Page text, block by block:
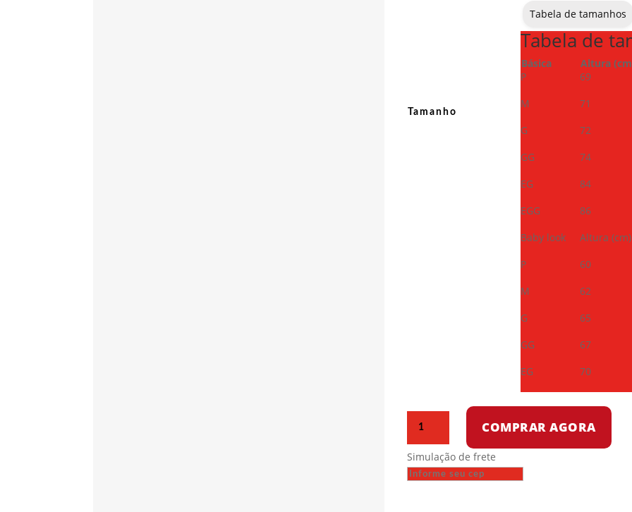
Tamanho
Tabela de tamanhos
Tabela de
Básica
Altura
P
69
M
71
G
72
GG
74
EG
84
EGG
86
Baby look
Altura (cm)
P
60
M
62
G
65
GG
67
EG
70
algodão
-
Nem
COMPRAR AGORA
Simulação de frete